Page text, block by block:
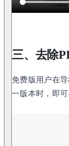
三、去除
免费版用户在
一版本时，即可